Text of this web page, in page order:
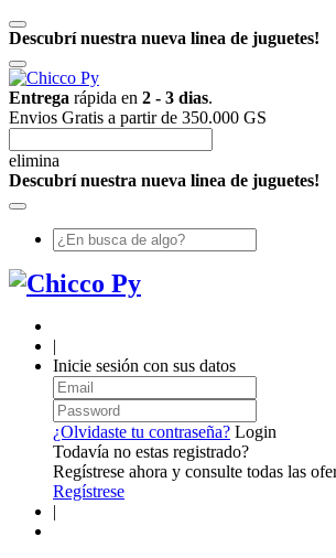
Descubrí nuestra nueva linea de juguetes!
Entrega rápida en 2 - 3 dias.
Envios Gratis a partir de 350.000 GS
elimina
Descubrí nuestra nueva linea de juguetes!
|
Inicie sesión con sus datos
¿Olvidaste tu contraseña? Login
Todavía no estas registrado?
Regístrese ahora y consulte todas las
Regístrese
|